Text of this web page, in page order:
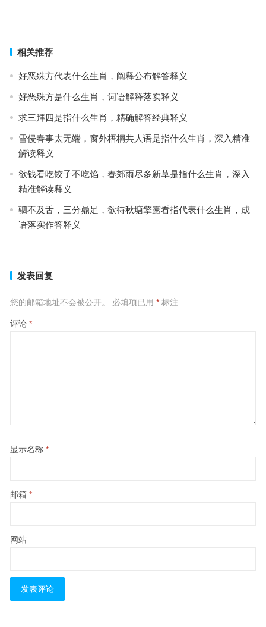
相关推荐
好恶殊方代表什么生肖，阐释公布解答释义
好恶殊方是什么生肖，词语解释落实释义
求三拜四是指什么生肖，精确解答经典释义
雪侵春事太无端，窗外梧桐共人语是指什么生肖，深入精准
解读释义
欲钱看吃饺子不吃馅，春郊雨尽多新草是指什么生肖，深入
精准解读释义
驷不及舌，三分鼎足，欲待秋塘擎露看指代表什么生肖，成
语落实作答释义
发表回复
您的邮箱地址不会被公开。 必填项已用 *标注
评论 *
显示名称 *
邮箱 *
网站